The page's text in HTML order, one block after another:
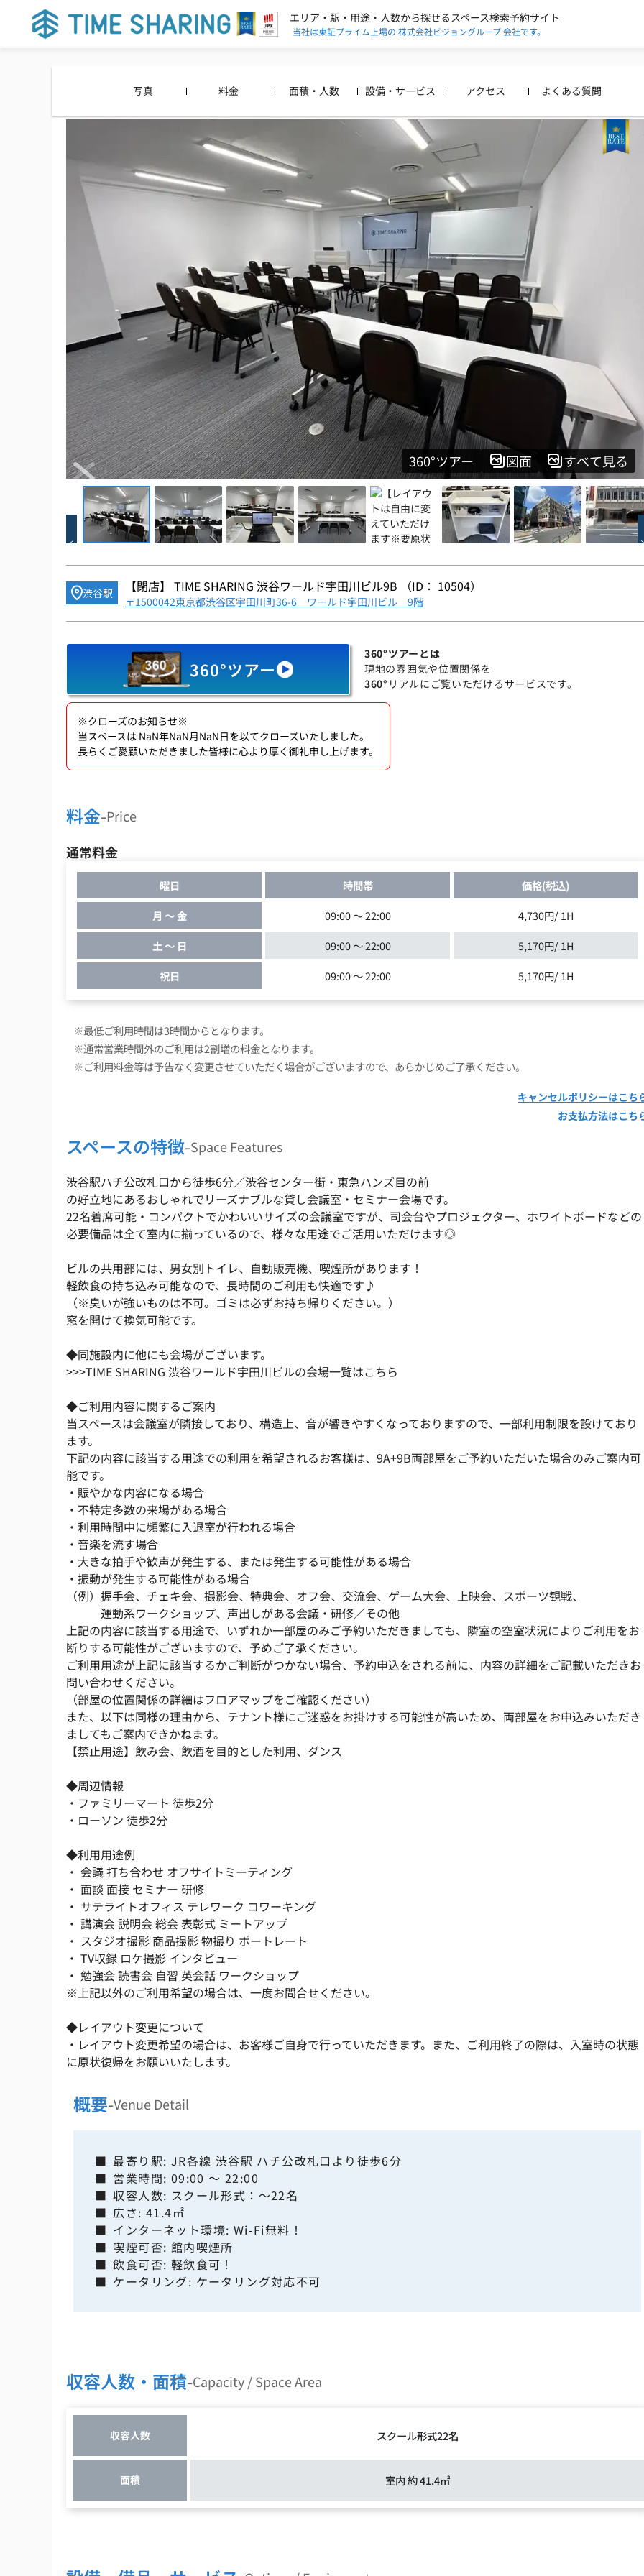
エリア・駅・用途・人数から探せるスペース検索予約サイト
当社は東証プライム上場の 株式会社ビジョングループ会社です。
写真 料金 面積・人数 設備・サービス アクセス よくある質問
Item
of
1
of
15
360°ツアー 図面 すべて見る
渋谷駅 【閉店】 TIME SHARING 渋谷ワールド宇田川ビル9B （ID： 10504）
〒1500042東京都渋谷区宇田川町36-6 ワールド宇田川ビル 9階
360°ツアー
360°ツアーとは
現地の雰囲気や位置関係を
360° リアルにご覧いただけるサービスです。
※クローズのお知らせ※
当スペースは NaN年NaN月NaN日を以てクローズいたしました。
長らくご愛顧いただきました皆様に心より厚く御礼申し上げます。
料金-Price
通常料金
曜日 時間帯
価格(税込)
月 ～ 金
09:00 ～ 22:00
4,730円/ 1H
土 ～ 日
09:00 ～ 22:00
5,170円/ 1H
祝日
09:00 ～ 22:00 5,170円/ 1H
※最低ご利用時間は3時間からとなります。
※通常営業時間外のご利用は2割増の料金となります。
※ご利用料金等は予告なく変更させていただく場合がございますので、あらかじめご了承ください。
キャンセルポリシーはこち
お支払方法はこち
スペースの特徴-Space Features
渋谷駅ハチ公改札口から徒歩6分／渋谷センター街・東急ハンズ目の前
の好立地にあるおしゃれでリーズナブルな貸し会議室・セミナー会場です。
22名着席可能・コンパクトでかわいいサイズの会議室ですが、司会台やプロジェクター、ホワイトボードなどの
必要備品は全て室内に揃っているので、様々な用途でご活用いただけます◎
ビルの共用部には、男女別トイレ、自動販売機、喫煙所があります！
軽飲食の持ち込み可能なので、長時間のご利用も快適です♪
（※臭いが強いものは不可。ゴミは必ずお持ち帰りください。）
窓を開けて換気可能です。
◆同施設内に他にも会場がございます。
>>>TIME SHARING 渋谷ワールド宇田川ビルの会場一覧はこちら
◆ご利用内容に関するご案内
当スペースは会議室が隣接しており、構造上、音が響きやすくなっておりますので、一部利用制限を設けており
ます。
下記の内容に該当する用途での利用を希望されるお客様は、9A+9B両部屋をご予約いただいた場合のみご案内可
能です。
・賑やかな内容になる場合
・不特定多数の来場がある場合
・利用時間中に頻繁に入退室が行われる場合
・音楽を流す場合
・大きな拍手や歓声が発生する、または発生する可能性がある場合
・振動が発生する可能性がある場合
（例）握手会、チェキ会、撮影会、特典会、オフ会、交流会、ゲーム大会、上映会、スポーツ観戦、
運動系ワークショップ、声出しがある会議・研修／その他
上記の内容に該当する用途で、いずれか一部屋のみご予約いただきましても、隣室の空室状況によりご利用をお
断りする可能性がございますので、予めご了承ください。
ご利用用途が上記に該当するかご判断がつかない場合、予約申込をされる前に、内容の詳細をご記載いただきお
問い合わせください。
（部屋の位置関係の詳細はフロアマップをご確認ください）
また、以下は同様の理由から、テナント様にご迷惑をお掛けする可能性が高いため、両部屋をお申込みいただき
ましてもご案内できかねます。
【禁止用途】飲み会、飲酒を目的とした利用、ダンス
◆周辺情報
・ファミリーマート 徒歩2分
・ローソン 徒歩2分
◆利用用途例
・ 会議 打ち合わせ オフサイトミーティング
・ 面談 面接 セミナー 研修
・ サテライトオフィス テレワーク コワーキング
・ 講演会 説明会 総会 表彰式 ミートアップ
・ スタジオ撮影 商品撮影 物撮り ポートレート
・ TV収録 ロケ撮影 インタビュー
・ 勉強会 読書会 自習 英会話 ワークショップ
※上記以外のご利用希望の場合は、一度お問合せください。
◆レイアウト変更について
・レイアウト変更希望の場合は、お客様ご自身で行っていただきます。また、ご利用終了の際は、入室時の状態
に原状復帰をお願いいたします。
概要-Venue Detail
■ 最寄り駅: JR各線 渋谷駅 ハチ公改札口より徒歩6分
■ 営業時間: 09:00 ～ 22:00
■ 収容人数: スクール形式：～22名
■ 広さ: 41.4㎡
■ インターネット環境: Wi-Fi無料！
■ 喫煙可否: 館内喫煙所
■ 飲食可否: 軽飲食可！
■ ケータリング: ケータリング対応不可
収容人数・面積-Capacity / Space Area
収容人数 スクール形式22名
面積 室内 約 41.4㎡